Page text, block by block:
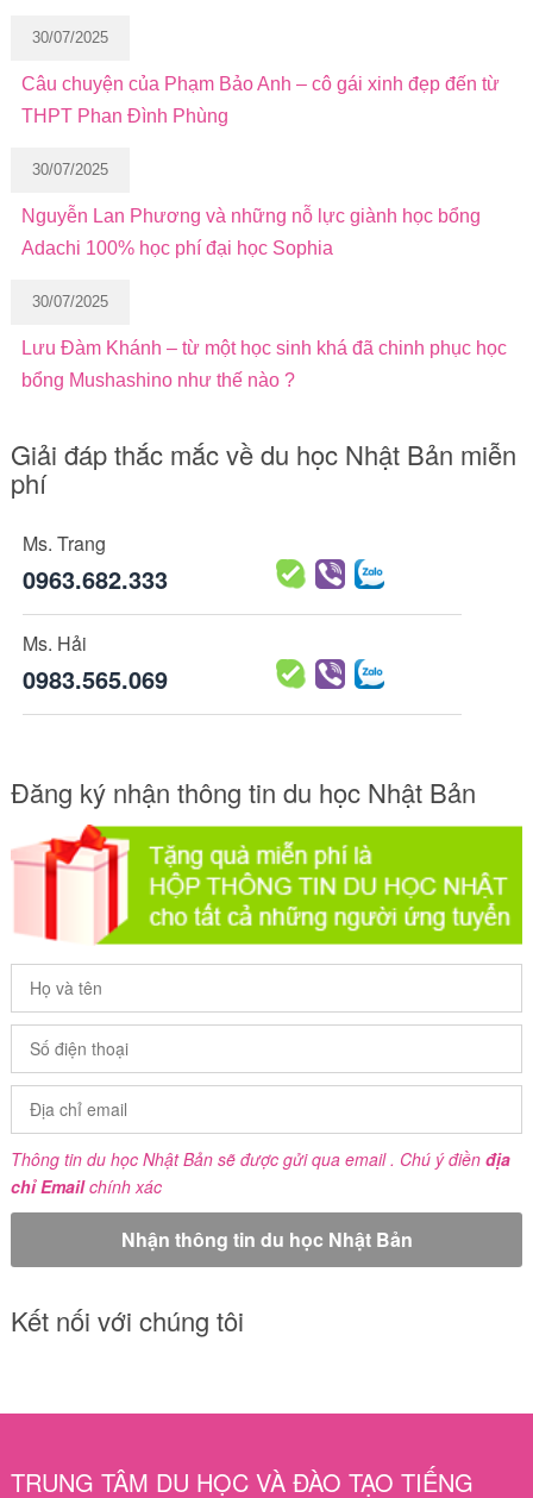
30/07/2025
Câu chuyện của Phạm Bảo Anh – cô gái xinh đẹp đến từ
THPT Phan Đình Phùng
30/07/2025
Nguyễn Lan Phương và những nỗ lực giành học bổng
Adachi 100% học phí đại học Sophia
30/07/2025
Lưu Đàm Khánh – từ một học sinh khá đã chinh phục học
bổng Mushashino như thế nào ?
Giải đáp thắc mắc về du học Nhật Bản miễn
phí
Ms. Trang
0963.682.333
Ms. Hải
0983.565.069
Đăng ký nhận thông tin du học Nhật Bản
Thông tin du học Nhật Bản sẽ được gửi qua email . Chú ý điền địa
chỉ Emailchính xác
Kết nối với chúng tôi
TRUNG TÂM DU HỌC VÀ ĐÀO TẠO TIẾNG